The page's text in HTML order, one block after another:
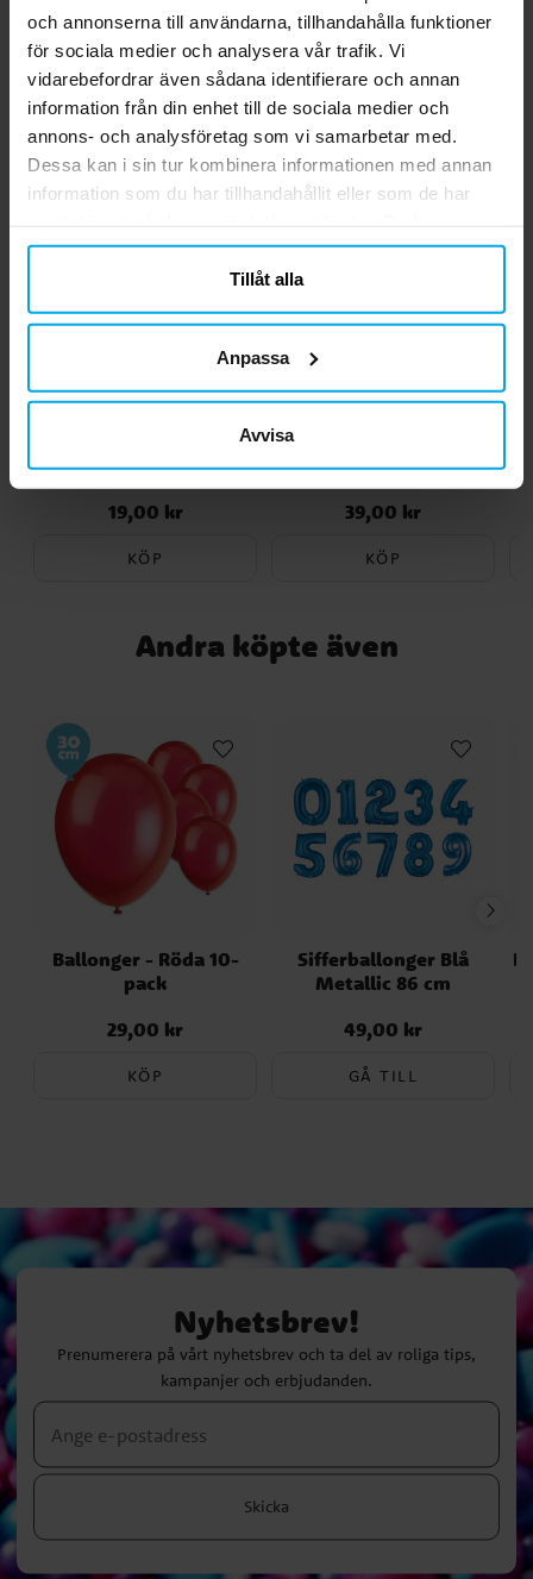
och annonserna till användarna, tillhandahålla funktioner
för sociala medier och analysera vår trafik. Vi
vidarebefordrar även sådana identifierare och annan
information från din enhet till de sociala medier och
annons- och analysföretag som vi samarbetar med.
Dessa kan i sin tur kombinera informationen med annan
information som du har tillhandahållit eller som de har
närsomhelst ändra ditt samtycke.
Tillåt alla
Anpassa
Avvisa
gafflar och 6 skedar ✔️ Återanvändbara och
tål maskindisk
KÖP
Relaterade produkter
Pris: 19,00 kr
19,00 kr
KÖP
Plastbestick Röda 24-
pack
Pris: 39,00 kr
39,00 kr
KÖP
Andra köpte även
Ballonger - Röda 10-
pack
Pris:29,00 kr
29,00 kr
KÖP
Sifferballonger Blå
Metallic 86 cm
Pris:49,00 kr
49,00 kr
GÅ TILL
Nyhetsbrev!
Prenumerera på vårt nyhetsbrev och ta del av roliga tips,
kampanjer och erbjudanden.
Skicka